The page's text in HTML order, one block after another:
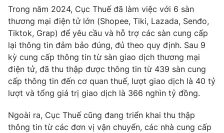
Hậu trường
Nhân vật
Khán giả
Giải sao mai
Điện ảnh
Âm nhạc
Sao
Đời sống
Du lịch
Làm đẹp
Chất lượng cuộc sống
Giáo dục
Tuyển sinh
Học trực tuyến
Công nghệ
Sản phẩm
Giao lưu trực tuyến
Trong năm 2024, Cục Thuế đã làm việc với 6 sàn
thương mại điện tử lớn (Shopee, Tiki, Lazada, Senđo,
Tiktok, Grap) để yêu cầu và hỗ trợ các sàn cung cấp
lại thông tin đảm bảo đúng, đủ theo quy định. Sau 9
kỳ cung cấp thông tin từ sàn giao dịch thương mại
điện tử, đã thu thập được thông tin từ 439 sàn cung
cấp thông tin đến cơ quan thuế, lượt giao dịch là 40 tỷ
lượt và tổng giá trị giao dịch là 366 nghìn tỷ đồng.
Ngoài ra, Cục Thuế cũng đang triển khai thu thập
thông tin từ các đơn vị vận chuyển, các nhà cung cấp